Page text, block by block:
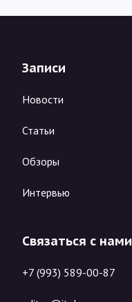
Записи
Новости
Статьи
Обзоры
Интервью
Связаться с нами
+7 (993) 589-00-87